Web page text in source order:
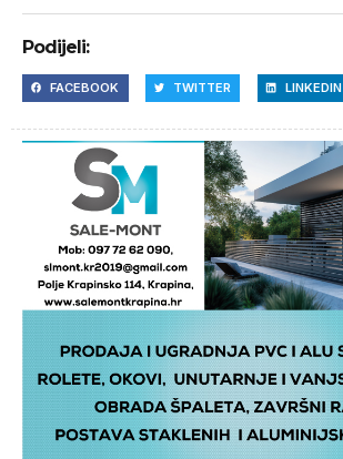
Podijeli:
FACEBOOK TWITTER LINKEDIN